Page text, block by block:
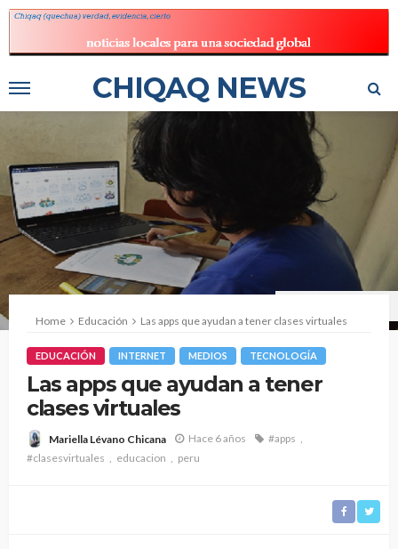
CHIQAQ NEWS
Home
Educación Las apps que ayudan a tener clases virtuales
EDUCACIÓN INTERNET MEDIOS TECNOLOGÍA
Las apps que ayudan a tener
clases virtuales
Mariella Lévano Chicana Hace 6 años
#apps
#clasesvirtuales
educacion peru